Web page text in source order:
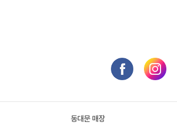
동대문 매장